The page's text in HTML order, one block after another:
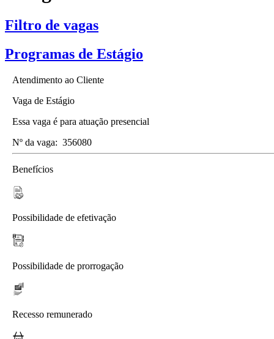
Filtro de vagas
Programas de Estágio
Atendimento ao Cliente
Vaga de Estágio
Essa vaga é para atuação presencial
Nº da vaga: 356080
Benefícios
Possibilidade de efetivação
Possibilidade de prorrogação
Recesso remunerado